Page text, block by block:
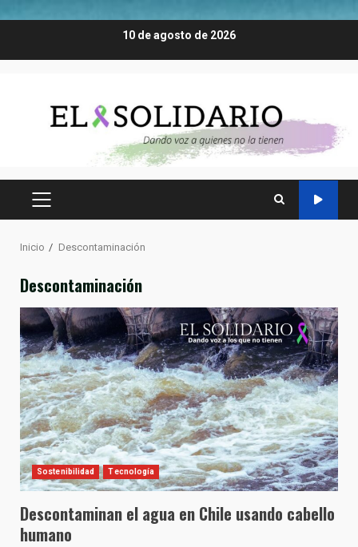
10 de agosto de 2026
MENÚ
Inicio Descontaminación
Descontaminación
Sostenibilidad Tecnología
Descontaminan el agua en Chile usando cabello
humano